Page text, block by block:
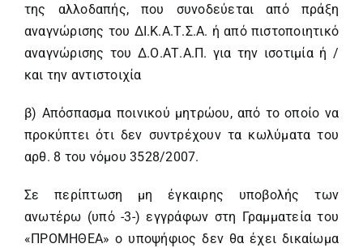
της αλλοδαπής, που συνοδεύεται από πράξη
αναγνώρισης του ΔΙ.Κ.Α.Τ.Σ.Α. ή από πιστοποιητικό
αναγνώρισης του Δ.Ο.ΑΤ.Α.Π. για την ισοτιμία ή /
και την αντιστοιχία
β) Απόσπασμα ποινικού μητρώου, από το οποίο να
προκύπτει ότι δεν συντρέχουν τα κωλύματα του
αρθ. 8 του νόμου 3528/2007.
Σε περίπτωση μη έγκαιρης υποβολής των
ανωτέρω (υπό -3-) εγγράφων στη Γραμματεία του
«ΠΡΟΜΗΘΕΑ» ο υποψήφιος δεν θα έχει δικαίωμα